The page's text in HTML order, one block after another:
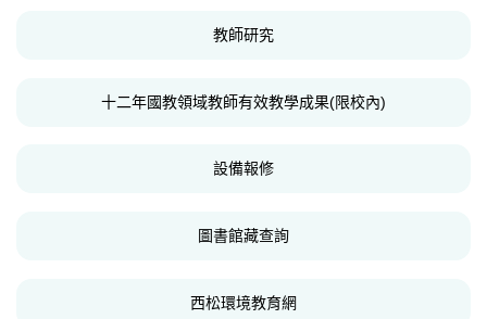
教師研究
十二年國教領域教師有效教學成果(限校內)
設備報修
圖書館藏查詢
西松環境教育網